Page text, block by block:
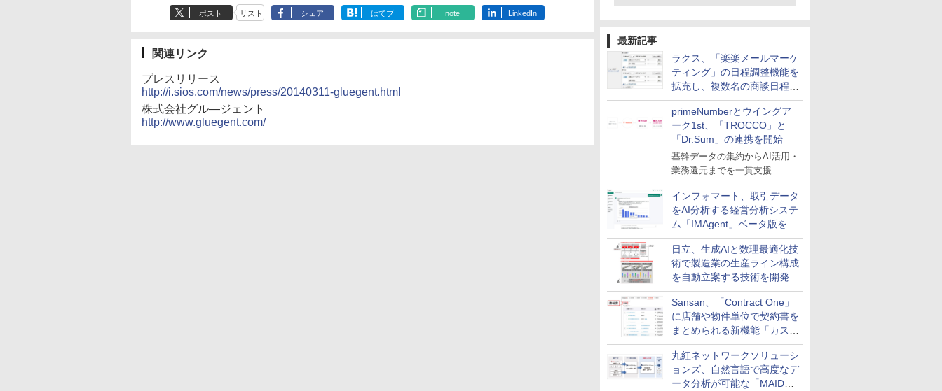
最新記事
ラクス、「楽楽メールマーケ
ティング」の日程調整機能を
拡充し、複数名の商談日程調
整を効率化
primeNumberとウイングア
ーク1st、「TROCCO」と
「Dr.Sum」の連携を開始
基幹データの集約からAI活用・
業務還元までを一貫支援
インフォマート、取引データ
をAI分析する経営分析システ
ム「IMAgent」ベータ版を提
供
日立、生成AIと数理最適化技
術で製造業の生産ライン構成
を自動立案する技術を開発
Sansan、「Contract One」
に店舗や物件単位で契約書を
まとめられる新機能「カスタ
ム契約ツリー」を追加
丸紅ネットワークソリューシ
ョンズ、自然言語で高度なデ
ータ分析が可能な「MAIDOA
ポスト リスト シェア はてブ note LinkedIn
関連リンク
プレスリリース
http://i.sios.com/news/press/20140311-gluegent.html
株式会社グル―ジェント
http://www.gluegent.com/